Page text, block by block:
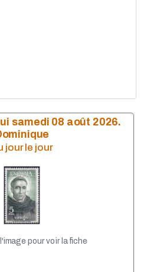
samedi 08 août 2026.
jour le jour
pour voir la fiche